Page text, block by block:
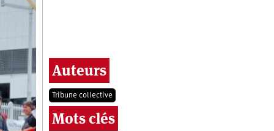
Auteurs
Tribune collective
Mots clés